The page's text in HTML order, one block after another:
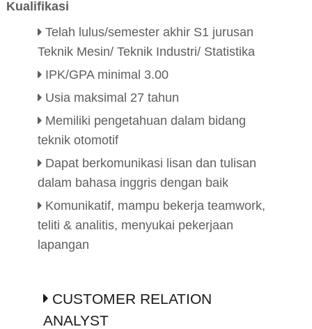
Kualifikasi
Telah lulus/semester akhir S1 jurusan
Teknik Mesin/ Teknik Industri/ Statistika
IPK/GPA minimal 3.00
Usia maksimal 27 tahun
Memiliki pengetahuan dalam bidang
teknik otomotif
Dapat berkomunikasi lisan dan tulisan
dalam bahasa inggris dengan baik
Komunikatif, mampu bekerja teamwork,
teliti & analitis, menyukai pekerjaan
lapangan
CUSTOMER RELATION
ANALYST